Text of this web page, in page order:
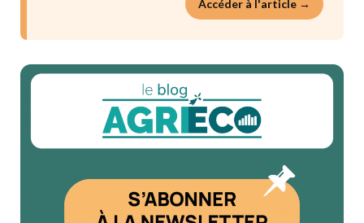
Accéder à l'article →